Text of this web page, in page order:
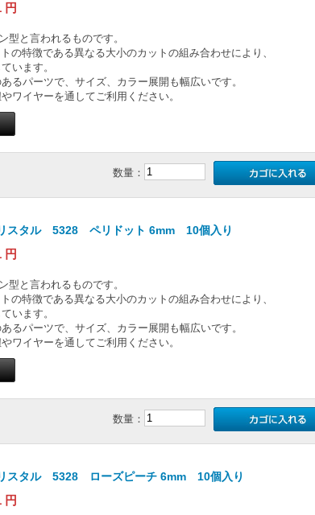
円
型と言われるものです。
の特徴である異なる大小のカットの組み合わせにより、
います。
るパーツで、サイズ、カラー展開も幅広いです。
ワイヤーを通してご利用ください。
数量：
スタル 5328 ペリドット 6mm 10個入り
円
型と言われるものです。
の特徴である異なる大小のカットの組み合わせにより、
います。
るパーツで、サイズ、カラー展開も幅広いです。
ワイヤーを通してご利用ください。
数量：
スタル 5328 ローズピーチ 6mm 10個入り
円